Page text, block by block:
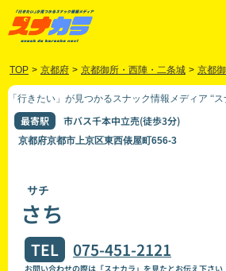
TOP > 京都府 > 京都御所・西陣・二条城 > 京都
「行きたい」が見つかるスナック情報メディア “ス
最寄駅 市バス千本中立売(徒歩3分)
京都府京都市上京区東西俵屋町656-3
サチ
さち
TEL 075-451-2121
お問い合わせの際は「スナカラ」を見たとお伝え下さい